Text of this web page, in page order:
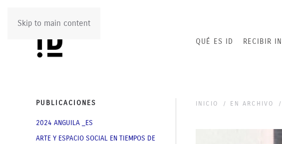
Skip to main content
QUÉ ES ID RECIBIR
INICIO EN ARCHIVO
PUBLICACIONES
2024 ANGUILA _ES
ARTE Y ESPACIO SOCIAL EN TIEMPOS DE